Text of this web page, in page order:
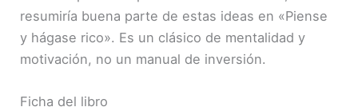
resumiría buena parte de estas ideas en «Piense
y hágase rico». Es un clásico de mentalidad y
motivación, no un manual de inversión.
Ficha del libro